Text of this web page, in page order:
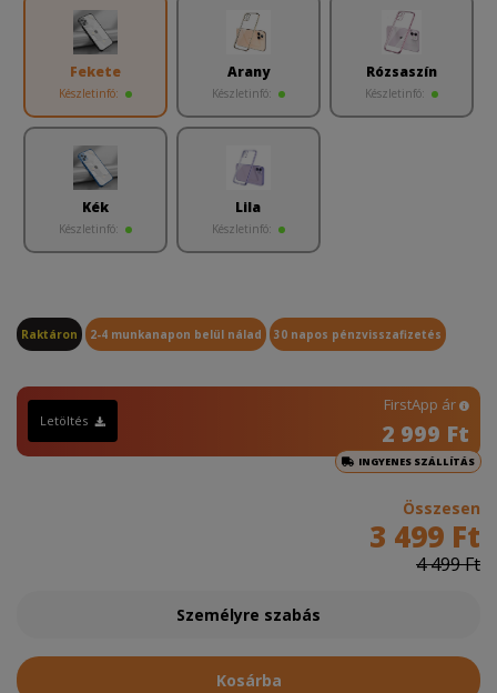
Fekete
Készletinfó:
Arany
Készletinfó:
Rózsaszín
Készletinfó:
Kék
Készletinfó:
Lila
Készletinfó:
Raktáron 2-4 munkanapon belül nálad 30 napos pénzvisszafizetés
Letöltés
FirstApp ár
2 999 Ft
INGYENES SZÁLLÍTÁS
Összesen
3 499 Ft
4 499 Ft
Személyre szabás
Kosárba